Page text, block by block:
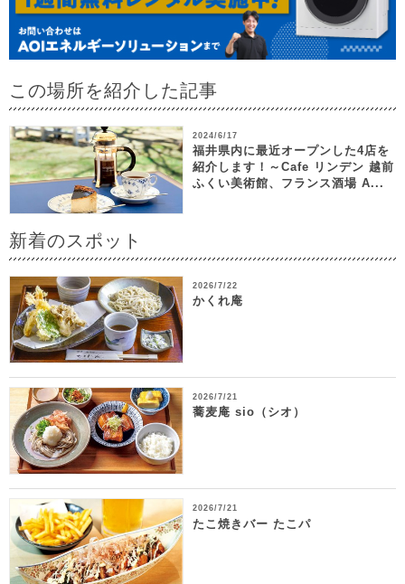
この場所を紹介した記事
2024/6/17
福井県内に最近オープンした4店を
紹介します！～Cafe リンデン 越前
ふくい美術館、フランス酒場 A...
新着のスポット
2026/7/22
かくれ庵
2026/7/21
蕎麦庵 sio（シオ）
2026/7/21
たこ焼きバー たこパ